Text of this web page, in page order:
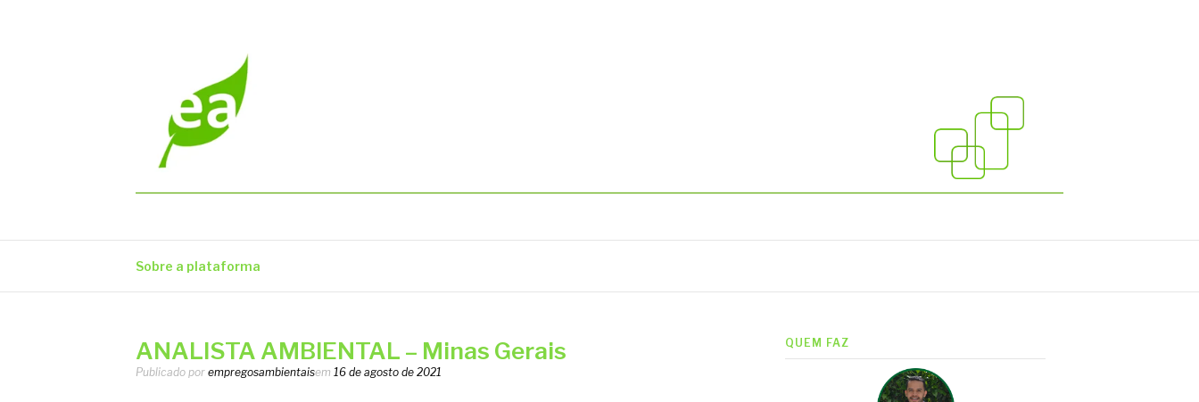
Sobre a plataforma
ANALISTA AMBIENTAL – Minas Gerais
Publicado por empregosambientaisem 16 de agosto de 2021
QUEM FAZ